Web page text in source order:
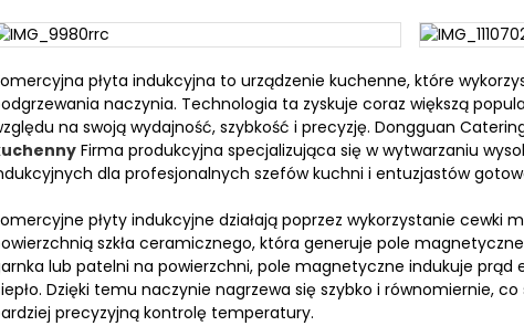
płyta indukcyjna to urządzenie kuchenne, które
naczynia. Technologia ta zyskuje coraz większą
na swoją wydajność, szybkość i precyzję. Dongguan
Firma produkcyjna specjalizująca się w wytwarzaniu
dla profesjonalnych szefów kuchni i entuzjastów
płyty indukcyjne działają poprzez wykorzystanie cewki
szkła ceramicznego, która generuje pole
lub patelni na powierzchni, pole magnetyczne indukuje prąd
Dzięki temu naczynie nagrzewa się szybko i równomiernie,
precyzyjną kontrolę temperatury.